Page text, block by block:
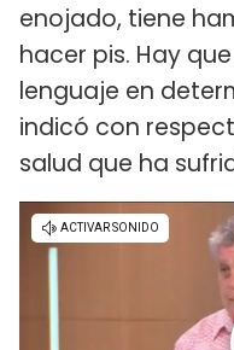
enojado, tiene
hacer pis. Hay
lenguaje en
indicó con
salud que ha